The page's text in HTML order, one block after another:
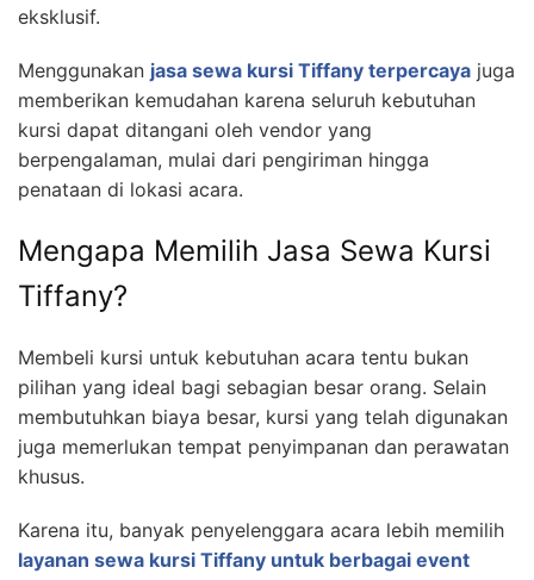
eksklusif.
Menggunakan jasa sewa kursi Tiffany terpercaya juga
memberikan kemudahan karena seluruh kebutuhan
kursi dapat ditangani oleh vendor yang
berpengalaman, mulai dari pengiriman hingga
penataan di lokasi acara.
Mengapa Memilih Jasa Sewa Kursi
Tiffany?
Membeli kursi untuk kebutuhan acara tentu bukan
pilihan yang ideal bagi sebagian besar orang. Selain
membutuhkan biaya besar, kursi yang telah digunakan
juga memerlukan tempat penyimpanan dan perawatan
khusus.
Karena itu, banyak penyelenggara acara lebih memilih
layanan sewa kursi Tiffany untuk berbagai event